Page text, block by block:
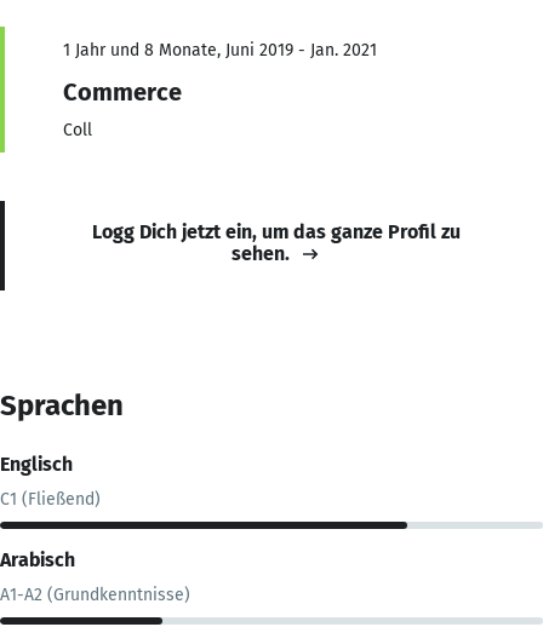
1 Jahr und 8 Monate, Juni 2019 - Jan. 2021
Commerce
Coll
Logg Dich jetzt ein, um das ganze Profil zu
sehen.
Sprachen
Englisch
C1 (Fließend)
Arabisch
A1-A2 (Grundkenntnisse)